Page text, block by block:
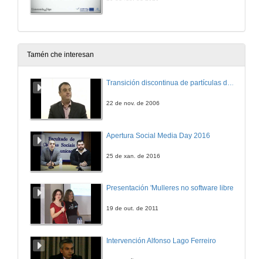
Tamén che interesan
Transición discontinua de partículas de microgel termosensible
22 de nov. de 2006
Apertura Social Media Day 2016
25 de xan. de 2016
Presentación 'Mulleres no software libre'
19 de out. de 2011
Intervención Alfonso Lago Ferreiro